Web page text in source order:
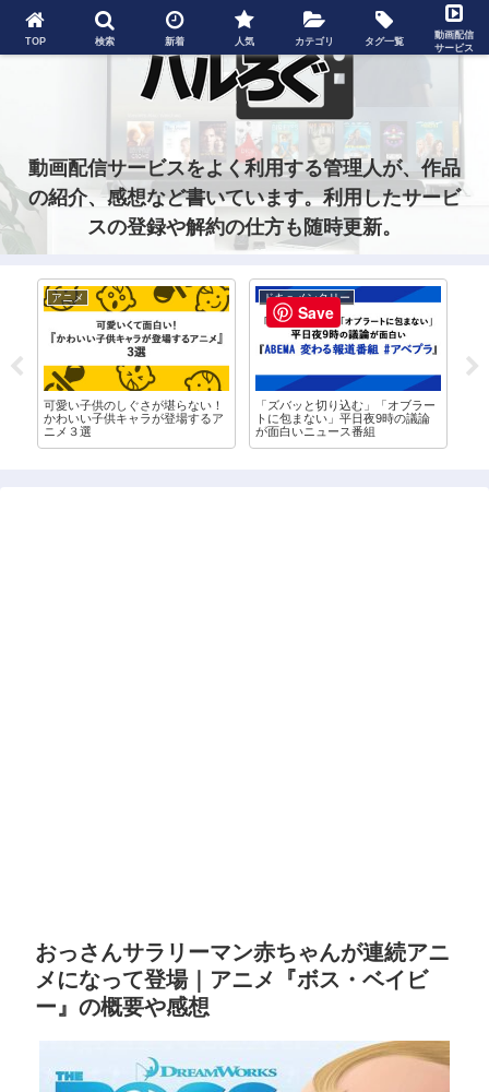
動画配信サービスをよく利用する管理人が、作品
の紹介、感想など書いています。利用したサービ
スの登録や解約の仕方も随時更新。
アニメ
可愛い子供のしぐさが堪らない！
かわいい子供キャラが登場するア
ニメ３選
ドキュメンタリー
「ズバッと切り込む」「オブラー
トに包まない」平日夜9時の議論
が面白いニュース番組
おっさんサラリーマン赤ちゃんが連続アニ
メになって登場｜アニメ『ボス・ベイビ
ー』の概要や感想
TOP 検索 新着 人気 カテゴリ タグ一覧
動画配信
サービス
Save